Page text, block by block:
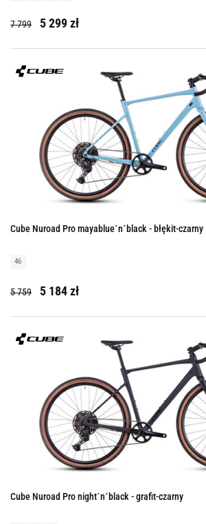
7 799 5 299 zł
Cube Nuroad Pro mayablue´n´black - błękit-czarny
46
5 759 5 184 zł
Cube Nuroad Pro night´n´black - grafit-czarny